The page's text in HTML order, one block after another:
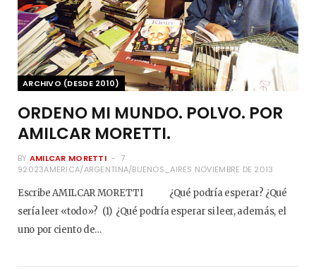
ARCHIVO (DESDE 2010)
ORDENO MI MUNDO. POLVO. POR
AMILCAR MORETTI.
BY AMILCAR MORETTI
7
92023AMERICA/ARGENTINA/BUENOS_AIRES NOVIEMBRE DE 2013
Escribe AMILCAR MORETTI ¿Qué podría esperar? ¿Qué
sería leer «todo»? (1) ¿Qué podría esperar si leer, además, el
uno por ciento de…